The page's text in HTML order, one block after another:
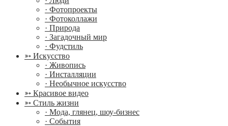
· Фотопроекты
· Фотоколлажи
· Природа
· Загадочный мир
· Фудстиль
➳ Искусство
· Живопись
· Инсталляции
· Необычное искусство
➳ Красивое видео
➳ Стиль жизни
· Мода, глянец, шоу-бизнес
· События